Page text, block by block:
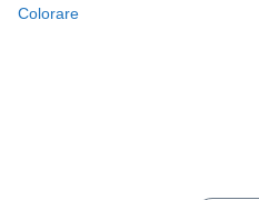
Colorare